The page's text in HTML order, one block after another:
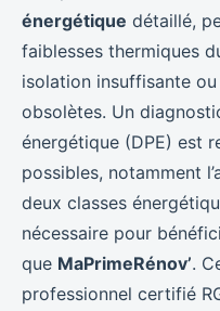
énergétique détaillé,
faiblesses thermiques
isolation insuffisante
obsolètes. Un
énergétique (DPE) est
possibles, notamment
deux classes
nécessaire pour
que MaPrimeRénov’.
professionnel certifié